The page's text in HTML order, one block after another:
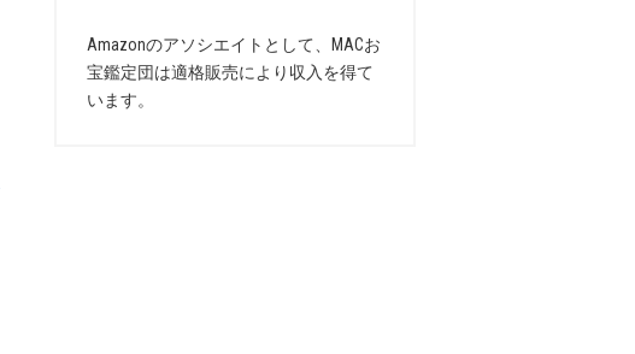
Amazonのアソシエイトとして、MACお
宝鑑定団は適格販売により収入を得て
います。